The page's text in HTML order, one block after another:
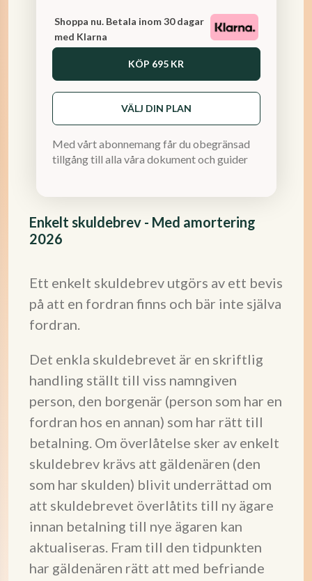
Enkelt skuldebrev - Med amortering
2026
Ett enkelt skuldebrev utgörs av ett bevis
på att en fordran finns och bär inte själva
fordran.
Det enkla skuldebrevet är en skriftlig
handling ställt till viss namngiven
person, den borgenär (person som har en
fordran hos en annan) som har rätt till
betalning. Om överlåtelse sker av enkelt
skuldebrev krävs att gäldenären (den
som har skulden) blivit underrättad om
att skuldebrevet överlåtits till ny ägare
innan betalning till nye ägaren kan
aktualiseras. Fram till den tidpunkten
har gäldenären rätt att med befriande
Shoppa nu. Betala inom 30 dagar
med Klarna
KÖP 695 KR
VÄLJ DIN PLAN
Med vårt abonnemang får du obegränsad
tillgång till alla våra dokument och guider